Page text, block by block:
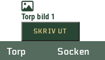
Torp bild 1
SKRIV UT
Torp Socken